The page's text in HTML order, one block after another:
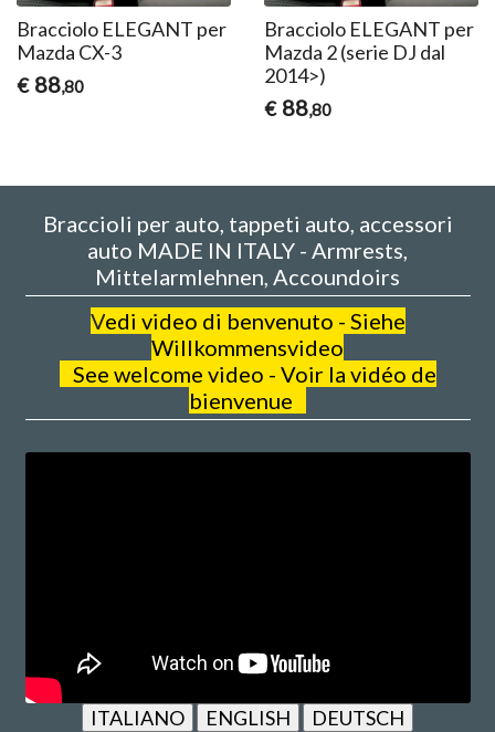
Bracciolo ELEGANT per
Mazda CX-3
€ 88,80
Bracciolo ELEGANT per
Mazda 2 (serie DJ dal
2014>)
€ 88,80
Braccioli per auto, tappeti auto, accessori
auto MADE IN ITALY - Armrests,
Mittelarmlehnen, Accoundoirs
Vedi video di benvenuto - Siehe
Willkommensvideo
See welcome video - Voir la vidéo de
bienvenue
ITALIANO ENGLISH
DEUTSCH